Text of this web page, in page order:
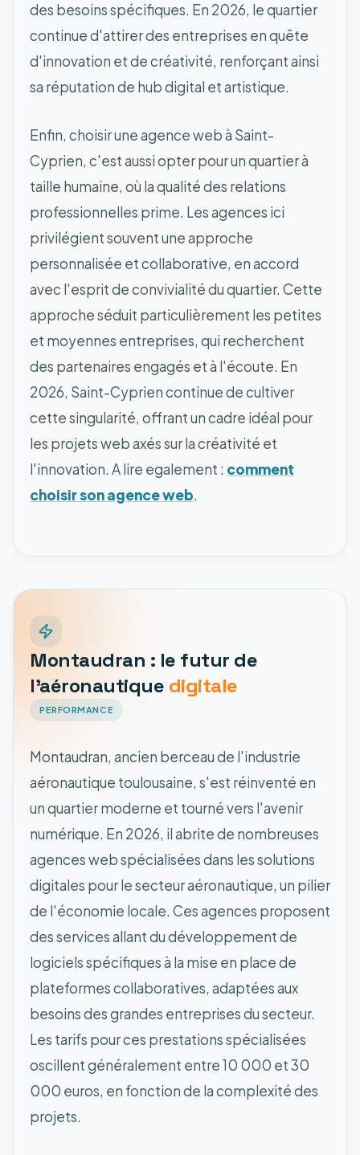
des besoins spécifiques. En 2026, le quartier
continue d'attirer des entreprises en quête
d'innovation et de créativité, renforçant ainsi
sa réputation de hub digital et artistique.
Enfin, choisir une agence web à Saint-
Cyprien, c'est aussi opter pour un quartier à
taille humaine, où la qualité des relations
professionnelles prime. Les agences ici
privilégient souvent une approche
personnalisée et collaborative, en accord
avec l'esprit de convivialité du quartier. Cette
approche séduit particulièrement les petites
et moyennes entreprises, qui recherchent
des partenaires engagés et à l'écoute. En
2026, Saint-Cyprien continue de cultiver
cette singularité, offrant un cadre idéal pour
les projets web axés sur la créativité et
l'innovation. A lire egalement : comment
choisir son agence web.
Montaudran : le futur de
l'aéronautique digitale
PERFORMANCE
Montaudran, ancien berceau de l'industrie
aéronautique toulousaine, s'est réinventé en
un quartier moderne et tourné vers l'avenir
numérique. En 2026, il abrite de nombreuses
agences web spécialisées dans les solutions
digitales pour le secteur aéronautique, un pilier
de l'économie locale. Ces agences proposent
des services allant du développement de
logiciels spécifiques à la mise en place de
plateformes collaboratives, adaptées aux
besoins des grandes entreprises du secteur.
Les tarifs pour ces prestations spécialisées
oscillent généralement entre 10 000 et 30
000 euros, en fonction de la complexité des
projets.